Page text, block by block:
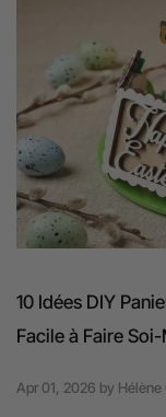
10 Idées DIY
Facile à Faire
Apr 01, 2026 by Hélène